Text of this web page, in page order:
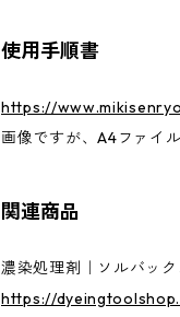
使用手順書
https://
画像ですが、A4ファイ
関連商品
濃染処理剤｜ソルバッ
https://